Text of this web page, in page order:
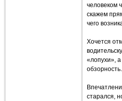
человеком
скажем
чего
Хочется
«лопухи»,
обзорность.
старался,